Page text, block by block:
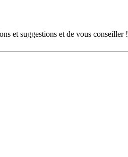
et suggestions et de vous conseiller !